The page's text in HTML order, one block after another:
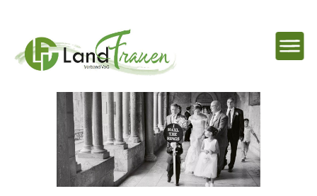
Landfrauenverband
Ostbelgien